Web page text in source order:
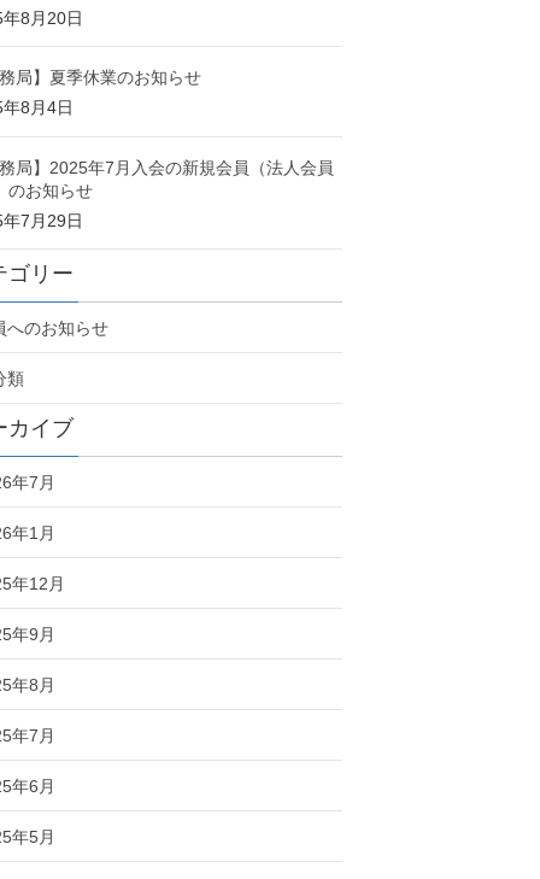
8月20日
局】夏季休業のお知らせ
8月4日
局】2025年7月入会の新規会員（法人会員
のお知らせ
7月29日
ゴリー
へのお知らせ
類
カイブ
年7月
年1月
年12月
年9月
年8月
年7月
年6月
年5月